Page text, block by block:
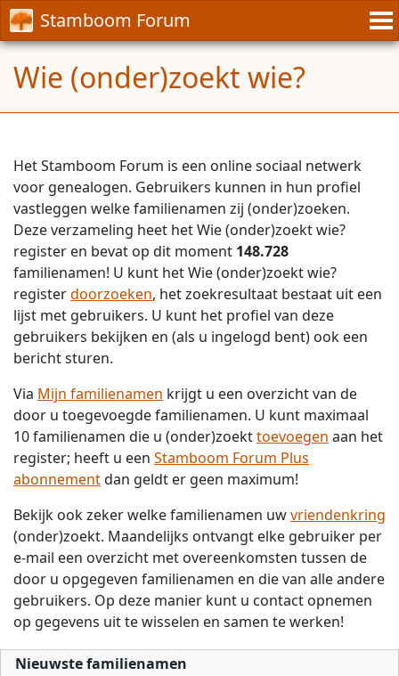
Stamboom Forum
Wie (onder)zoekt wie?
Het Stamboom Forum is een online sociaal netwerk
voor genealogen. Gebruikers kunnen in hun profiel
vastleggen welke familienamen zij (onder)zoeken.
Deze verzameling heet het Wie (onder)zoekt wie?
register en bevat op dit moment 148.728
familienamen! U kunt het Wie (onder)zoekt wie?
registerdoorzoeken, het zoekresultaat bestaat uit een
lijst met gebruikers. U kunt het profiel van deze
gebruikers bekijken en (als u ingelogd bent) ook een
bericht sturen.
Via Mijn familienamen krijgt u een overzicht van de
door u toegevoegde familienamen. U kunt maximaal
10 familienamen die u (onder)zoekttoevoegen aan het
register; heeft u een Stamboom Forum Plus
abonnementdan geldt er geen maximum!
Bekijk ook zeker welke familienamen uwvriendenkring
(onder)zoekt. Maandelijks ontvangt elke gebruiker per
e-mail een overzicht met overeenkomsten tussen de
door u opgegeven familienamen en die van alle andere
gebruikers. Op deze manier kunt u contact opnemen
op gegevens uit te wisselen en samen te werken!
Nieuwste familienamen